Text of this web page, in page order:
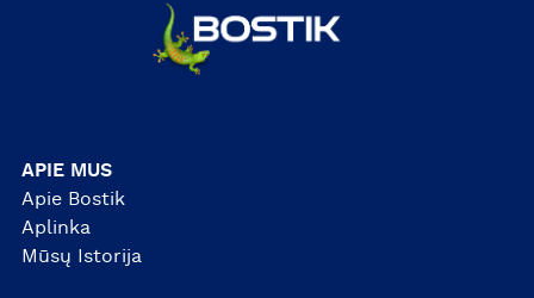
APIE MUS
Apie Bostik
Aplinka
Mūsų Istorija